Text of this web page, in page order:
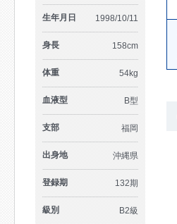
生年月日 1998/10/11
身長 158cm
体重 54kg
血液型 B型
支部 福岡
出身地 沖縄県
登録期 132期
級別 B2級